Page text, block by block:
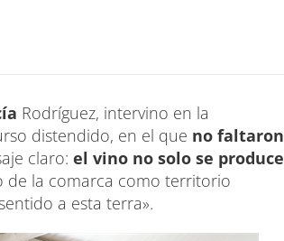
Rodríguez, intervino en la
distendido, en el que no faltaron
claro: el vino no solo se produce
de la comarca como territorio
a esta terra».